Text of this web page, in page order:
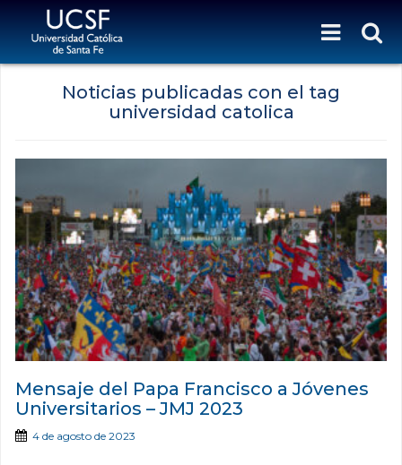
Noticias publicadas con el tag
universidad catolica
Mensaje del Papa Francisco a Jóvenes
Universitarios – JMJ 2023
4 de agosto de 2023